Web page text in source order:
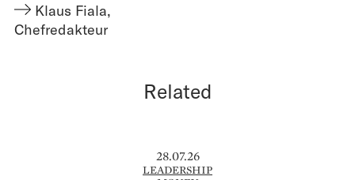
Klaus Fiala,
Chefredakteur
Related
28.07.26
LEADERSHIP